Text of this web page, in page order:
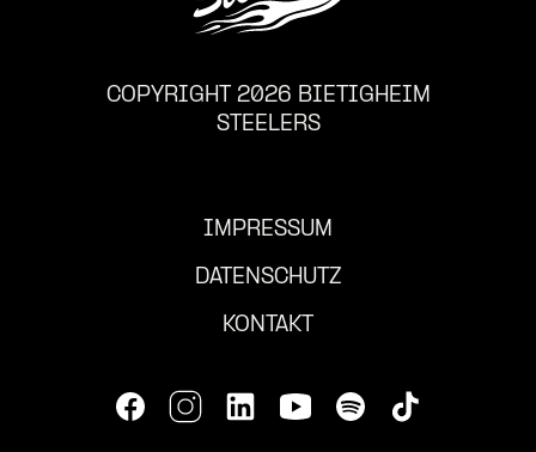
COPYRIGHT 2026 BIETIGHEIM
STEELERS
IMPRESSUM
DATENSCHUTZ
KONTAKT